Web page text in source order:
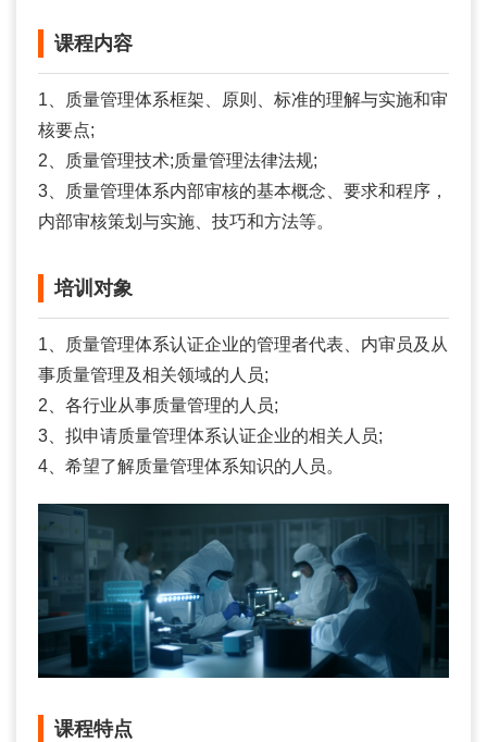
课程内容
1、质量管理体系框架、原则、标准的理解与实施和审
核要点;
2、质量管理技术;质量管理法律法规;
3、质量管理体系内部审核的基本概念、要求和程序，
内部审核策划与实施、技巧和方法等。
培训对象
1、质量管理体系认证企业的管理者代表、内审员及从
事质量管理及相关领域的人员;
2、各行业从事质量管理的人员;
3、拟申请质量管理体系认证企业的相关人员;
4、希望了解质量管理体系知识的人员。
课程特点